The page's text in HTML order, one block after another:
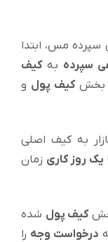
مس، ابتدا
سپرده بهکیف
بخشکیف پول و
به کیف اصلی
یک روز کاری زمان
کیف پول شده
درخواست وجه را